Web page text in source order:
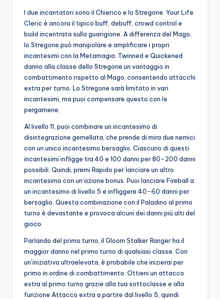
I due incantatori sono il Chierico e lo Stregone. Your Life
Cleric è ancora il tipico buff, debuff, crowd control e
build incentrata sulla guarigione. A differenza del Mago,
lo Stregone può manipolare e amplificare i propri
incantesimi con la Metamagia. Twinned e Quickened
danno alla classe dello Stregone un vantaggio in
combattimento rispetto al Mago, consentendo attacchi
extra per turno. Lo Stregone sarà limitato in vari
incantesimi, ma puoi compensare questo con le
pergamene.
Al livello 11, puoi combinare un incantesimo di
disintegrazione gemellata, che prende di mira due nemici
con un unico incantesimo bersaglio. Ciascuno di questi
incantesimi infligge tra 40 e 100 danni per 80-200 danni
possibili. Quindi, premi Rapido per lanciare un altro
incantesimo con un’azione bonus. Puoi lanciare Fireball a
un incantesimo di livello 5 e infliggere 40-60 danni per
bersaglio. Questa combinazione con il Paladino al primo
turno è devastante e provoca alcuni dei danni più alti del
gioco.
Parlando del primo turno, il Gloom Stalker Ranger ha il
maggior danno nel primo turno di qualsiasi classe. Con
un’iniziativa ultraelevata, è probabile che inizierai per
primo in ordine di combattimento. Ottieni un attacco
extra al primo turno grazie alla tua sottoclasse e alla
funzione Attacco extra a partire dal livello 5, quindi